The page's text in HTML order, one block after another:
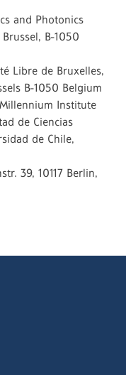
and Photonics
B-1050
Libre de Bruxelles,
B-1050 Belgium
Institute
de Ciencias
de Chile,
39, 10117 Berlin,